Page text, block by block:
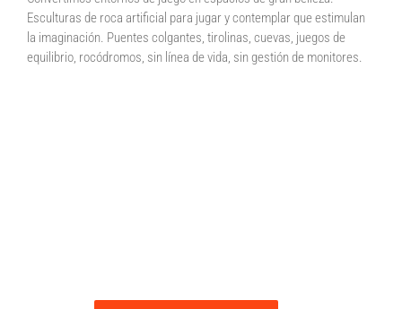
Esculturas de roca artificial para jugar y contemplar que estimulan
la imaginación. Puentes colgantes, tirolinas, cuevas, juegos de
equilibrio, rocódromos, sin línea de vida, sin gestión de monitores.